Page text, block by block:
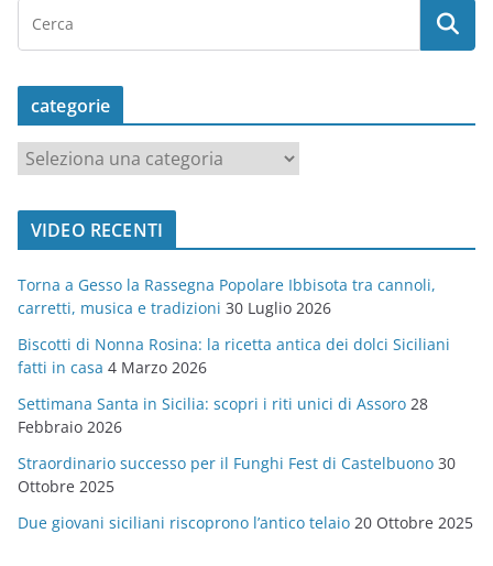
categorie
a
t
o
r
i
e
VIDEO RECENTI
Torna a Gesso la Rassegna Popolare Ibbisota tra cannoli,
carretti, musica e tradizioni 30 Luglio 2026
Biscotti di Nonna Rosina: la ricetta antica dei dolci Siciliani
fatti in casa 4 Marzo 2026
Settimana Santa in Sicilia: scopri i riti unici di Assoro 28
Febbraio 2026
Straordinario successo per il Funghi Fest di Castelbuono 30
Ottobre 2025
Due giovani siciliani riscoprono l’antico telaio 20 Ottobre 2025